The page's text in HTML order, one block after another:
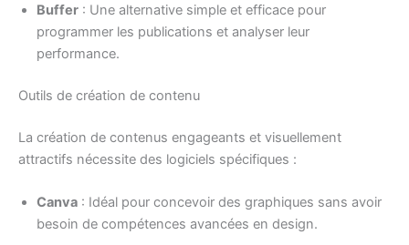
Buffer : Une alternative simple et efficace pour
programmer les publications et analyser leur
performance.
Outils de création de contenu
La création de contenus engageants et visuellement
attractifs nécessite des logiciels spécifiques :
Canva : Idéal pour concevoir des graphiques sans avoir
besoin de compétences avancées en design.